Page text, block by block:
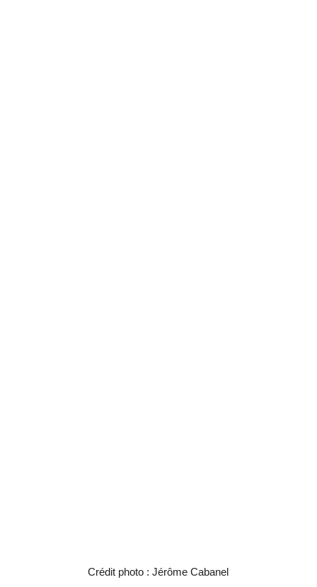
Crédit photo : Jérôme Cabanel